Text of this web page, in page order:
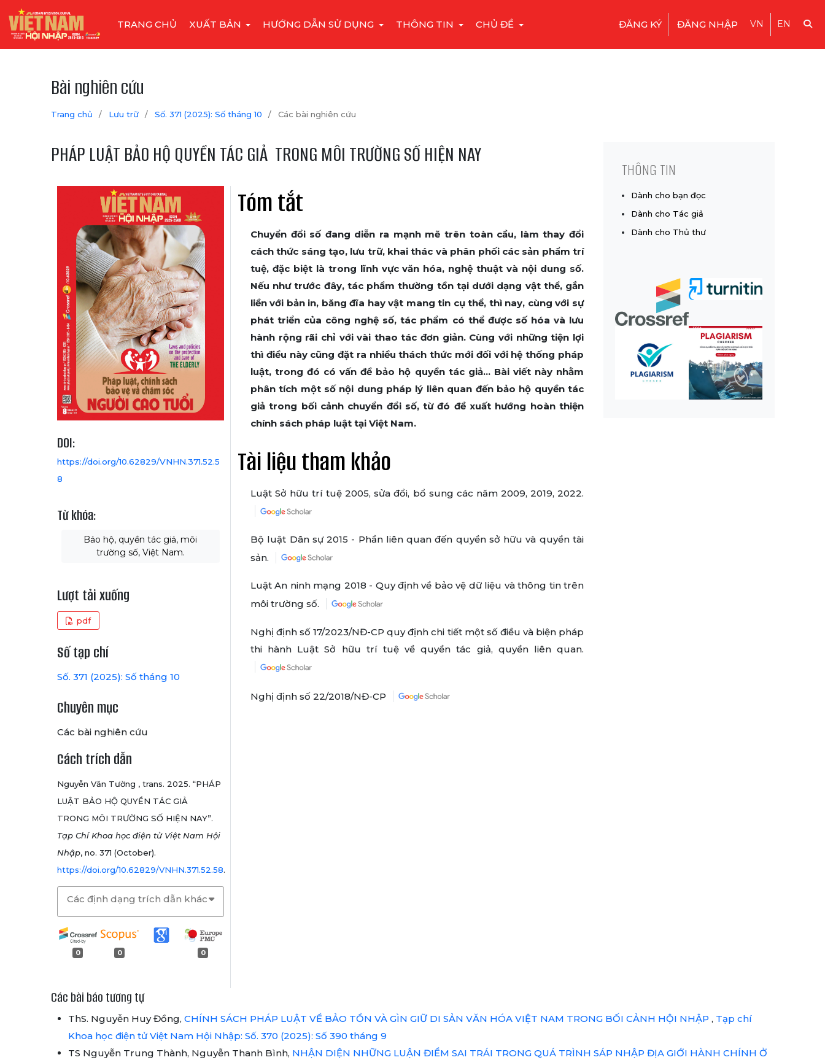
TRANG CHỦ XUẤT BẢN HƯỚNG DẪN SỬ DỤNG THÔNG TIN CHỦ ĐỀ ĐĂNG KÝ ĐĂNG NHẬP VN EN
Bài nghiên cứu
Trang chủ / Lưu trữ / Số. 371 (2025): Số tháng 10 / Các bài nghiên cứu
PHÁP LUẬT BẢO HỘ QUYỀN TÁC GIẢ TRONG MÔI TRƯỜNG SỐ HIỆN NAY
DOI:
https://doi.org/10.62829/VNHN.371.52.5
8
Từ khóa:
Bảo hộ, quyền tác giả, môi
trường số, Việt Nam.
Lượt tải xuống
pdf
Số tạp chí
Số. 371 (2025): Số tháng 10
Chuyên mục
Các bài nghiên cứu
Cách trích dẫn
Nguyễn Văn Tường , trans. 2025. “PHÁP
LUẬT BẢO HỘ QUYỀN TÁC GIẢ
TRONG MÔI TRƯỜNG SỐ HIỆN NAY”.
Tạp Chí Khoa học điện tử Việt Nam Hội
Nhập, no. 371 (October).
https://doi.org/10.62829/VNHN.371.52.58.
Các định dạng trích dẫn khác
0 0 0
Tóm tắt
Chuyển đổi số đang diễn ra mạnh mẽ trên toàn cầu, làm thay đổi
cách thức sáng tạo, lưu trữ, khai thác và phân phối các sản phẩm trí
tuệ, đặc biệt là trong lĩnh vực văn hóa, nghệ thuật và nội dung số.
Nếu như trước đây, tác phẩm thường tồn tại dưới dạng vật thể, gắn
liền với bản in, băng đĩa hay vật mang tin cụ thể, thì nay, cùng với sự
phát triển của công nghệ số, tác phẩm có thể được số hóa và lưu
hành rộng rãi chỉ với vài thao tác đơn giản. Cùng với những tiện lợi
thì điều này cũng đặt ra nhiều thách thức mới đối với hệ thống pháp
luật, trong đó có vấn đề bảo hộ quyền tác giả… Bài viết này nhằm
phân tích một số nội dung pháp lý liên quan đến bảo hộ quyền tác
giả trong bối cảnh chuyển đổi số, từ đó đề xuất hướng hoàn thiện
chính sách pháp luật tại Việt Nam.
Tài liệu tham khảo
Luật Sở hữu trí tuệ 2005, sửa đổi, bổ sung các năm 2009, 2019, 2022.
Bộ luật Dân sự 2015 - Phần liên quan đến quyền sở hữu và quyền tài
sản.
Luật An ninh mạng 2018 - Quy định về bảo vệ dữ liệu và thông tin trên
môi trường số.
Nghị định số 17/2023/NĐ-CP quy định chi tiết một số điều và biện pháp
thi hành Luật Sở hữu trí tuệ về quyền tác giả, quyền liên quan.
Nghị định số 22/2018/NĐ-CP
THÔNG TIN
Dành cho bạn đọc
Dành cho Tác giả
Dành cho Thủ thư
Các bài báo tương tự
ThS. Nguyễn Huy Đồng, CHÍNH SÁCH PHÁP LUẬT VỀ BẢO TỒN VÀ GÌN GIỮ DI SẢN VĂN HÓA VIỆT NAM TRONG BỐI CẢNH HỘI NHẬP , Tạp chí
Khoa học điện tử Việt Nam Hội Nhập: Số. 370 (2025): Số 390 tháng 9
TS Nguyễn Trung Thành, Nguyễn Thanh Bình, NHẬN DIỆN NHỮNG LUẬN ĐIỂM SAI TRÁI TRONG QUÁ TRÌNH SÁP NHẬP ĐỊA GIỚI HÀNH CHÍNH Ở